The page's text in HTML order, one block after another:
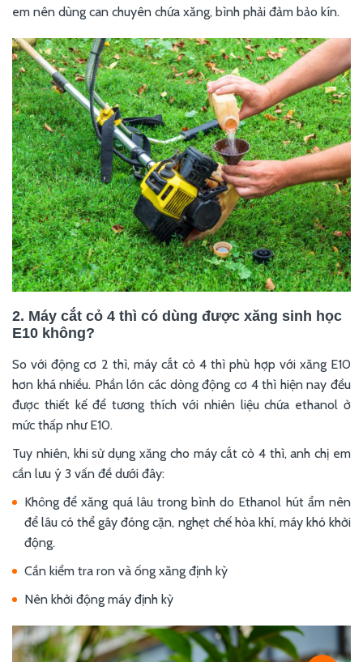
em nên dùng can chuyên chứa xăng, bình phải đảm bảo kín.
2. Máy cắt cỏ 4 thì có dùng được xăng sinh học
E10 không?
So với động cơ 2 thì, máy cắt cỏ 4 thì phù hợp với xăng E10
hơn khá nhiều. Phần lớn các dòng động cơ 4 thì hiện nay đều
được thiết kế để tương thích với nhiên liệu chứa ethanol ở
mức thấp như E10.
Tuy nhiên, khi sử dụng xăng cho máy cắt cỏ 4 thì, anh chị em
cần lưu ý 3 vấn đề dưới đây:
Không để xăng quá lâu trong bình do Ethanol hút ẩm nên
để lâu có thể gây đóng cặn, nghẹt chế hòa khí, máy khó khởi
động.
Cần kiểm tra ron và ống xăng định kỳ
Nên khởi động máy định kỳ